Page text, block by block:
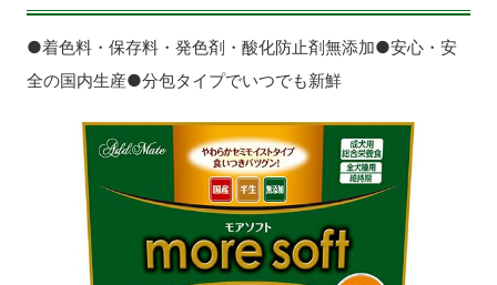
●着色料・保存料・発色剤・酸化防止剤無添加●安心・安
全の国内生産●分包タイプでいつでも新鮮